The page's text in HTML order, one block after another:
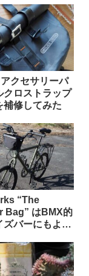
いて気持ちが良
クセサリーパ
クロストラップ
補修してみた
“The
Bag” はBMX的
ズバーにもよく
で使う】